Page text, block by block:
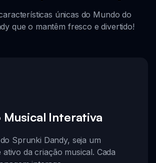
únicas do Mundo do
que o mantêm fresco e divertido!
Musical Interativa
Sprunki Dandy, seja um
ativo da criação musical. Cada